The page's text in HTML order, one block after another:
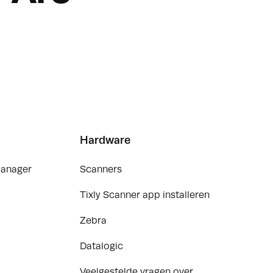
Hardware
Scanners
Tixly Scanner app installeren
Zebra
Datalogic